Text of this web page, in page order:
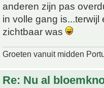
anderen zijn pas
in volle gang
zichtbaar was
Groeten vanuit midden
Re: Nu al